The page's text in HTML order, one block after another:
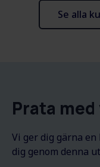
Se alla
Prata
Vi ger dig gärna
dig genom denna